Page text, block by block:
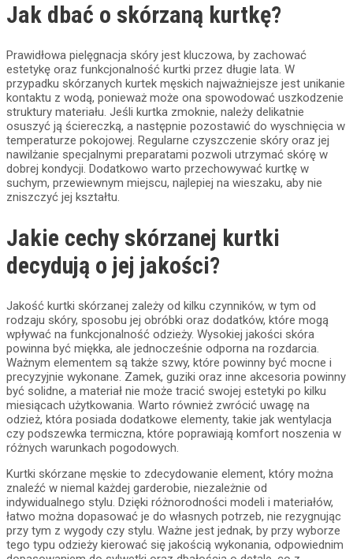
Jak dbać o skórzaną kurtkę?
Prawidłowa pielęgnacja skóry jest kluczowa, by zachować
estetykę oraz funkcjonalność kurtki przez długie lata. W
przypadku skórzanych kurtek męskich najważniejsze jest unikanie
kontaktu z wodą, ponieważ może ona spowodować uszkodzenie
struktury materiału. Jeśli kurtka zmoknie, należy delikatnie
osuszyć ją ściereczką, a następnie pozostawić do wyschnięcia w
temperaturze pokojowej. Regularne czyszczenie skóry oraz jej
nawilżanie specjalnymi preparatami pozwoli utrzymać skórę w
dobrej kondycji. Dodatkowo warto przechowywać kurtkę w
suchym, przewiewnym miejscu, najlepiej na wieszaku, aby nie
zniszczyć jej kształtu.
Jakie cechy skórzanej kurtki
decydują o jej jakości?
Jakość kurtki skórzanej zależy od kilku czynników, w tym od
rodzaju skóry, sposobu jej obróbki oraz dodatków, które mogą
wpływać na funkcjonalność odzieży. Wysokiej jakości skóra
powinna być miękka, ale jednocześnie odporna na rozdarcia.
Ważnym elementem są także szwy, które powinny być mocne i
precyzyjnie wykonane. Zamek, guziki oraz inne akcesoria powinny
być solidne, a materiał nie może tracić swojej estetyki po kilku
miesiącach użytkowania. Warto również zwrócić uwagę na
odzież, która posiada dodatkowe elementy, takie jak wentylacja
czy podszewka termiczna, które poprawiają komfort noszenia w
różnych warunkach pogodowych.
Kurtki skórzane męskie to zdecydowanie element, który można
znaleźć w niemal każdej garderobie, niezależnie od
indywidualnego stylu. Dzięki różnorodności modeli i materiałów,
łatwo można dopasować je do własnych potrzeb, nie rezygnując
przy tym z wygody czy stylu. Ważne jest jednak, by przy wyborze
tego typu odzieży kierować się jakością wykonania, odpowiednim